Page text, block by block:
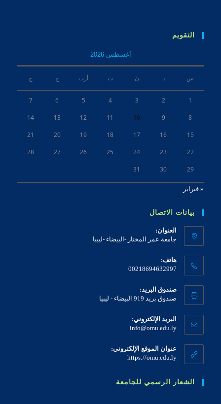
التقويم
أغسطس 2026
س د ن ث أرب خ ج
1
2
3
4
5
6
7
8
9
10
11
12
13
14
15
16
17
18
19
20
21
22
23
24
25
26
27
28
29
30
31
« فبراير
بيانات الاتصال
العنوان:
جامعة عمر المختار -البيضاء -ليبيا
هاتف:
00218694632997
صندوق البريد:
صندوق بريد 919 البيضاء - ليبيا
البريد الإلكتروني:
info@omu.edu.ly
عنوان الموقع الإلكتروني:
https://omu.edu.ly
الشعار الرسمي للجامعة